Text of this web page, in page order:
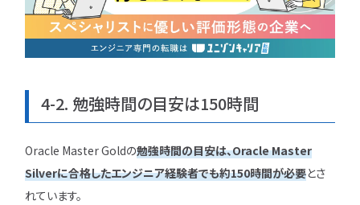
4-2. 勉強時間の目安は150時間
Oracle Master Goldの勉強時間の目安は、Oracle Master
Silverに合格したエンジニア経験者でも約150時間が必要とさ
れています。